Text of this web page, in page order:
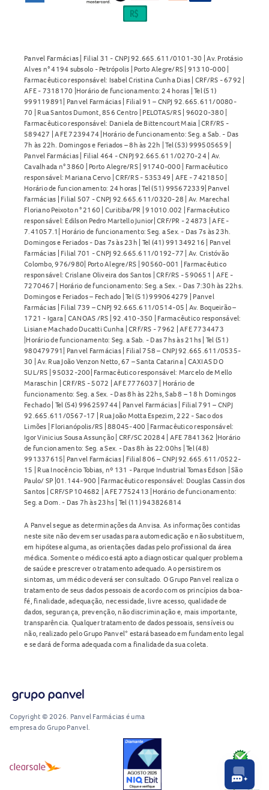
Panvel Farmácias | Filial 31 - CNPJ 92.665.611/0101-30 | Av. Protásio
Alves n° 4194 subsolo - Petrópolis | Porto Alegre/RS | 91310-000 |
Farmacêutico responsável: Isabel Cristina Cunha Dias | CRF/RS - 6792 |
AFE - 7318170 |Horário de funcionamento: 24 horas | Tel (51)
999119891| Panvel Farmácias | Filial 91 – CNPJ 92.665.611/0080-
70 | Rua Santos Dumont, 856 Centro | PELOTAS/RS | 96020-380 |
Farmacêutico responsável: Daniela de Bittencourt Maia | CRF/RS -
589427 | AFE 7239474 |Horário de funcionamento: Seg. a Sab. - Das
7h às 22h. Domingos e Feriados – 8h às 22h | Tel (53) 999505659 |
Panvel Farmácias | Filial 464 - CNPJ 92.665.611/0270-24 | Av.
Cavalhada n° 3860 | Porto Alegre/RS | 91740-000 | Farmacêutico
responsável: Mariana Cervo | CRF/RS - 535349 | AFE - 7421850 |
Horário de funcionamento: 24 horas | Tel (51) 995672339| Panvel
Farmácias | Filial 507 - CNPJ 92.665.611/0320-28 | Av. Marechal
Floriano Peixoto n° 2160 | Curitiba/PR | 91010.002 | Farmacêutico
responsável: Edilson Pedro Martello Junior| CRF/PR - 24873 | AFE -
7.41057.1| Horário de funcionamento: Seg. a Sex. - Das 7s às 23h.
Domingos e Feriados - Das 7s às 23h | Tel (41) 991349216 | Panvel
Farmácias | Filial 701 - CNPJ 92.665.611/0192-77 | Av. Cristóvão
Colombo, 976/980| Porto Alegre/RS | 90560-001 | Farmacêutico
responsável: Crislane Oliveira dos Santos | CRF/RS - 590651 | AFE -
7270467 | Horário de funcionamento: Seg. a Sex. - Das 7:30h às 22hs.
Domingos e Feriados – Fechado | Tel (51) 999064279 | Panvel
Farmácias | Filial 739 – CNPJ 92.665.611/0514-05 | Av. Boqueirão –
1721 - Igara | CANOAS /RS | 92.410-350 | Farmacêutico responsável:
Lisiane Machado Ducatti Cunha | CRF/RS - 7962 | AFE 7734473
|Horário de funcionamento: Seg. a Sab. - Das 7hs às 21hs | Tel (51)
980479791| Panvel Farmácias | Filial 758 – CNPJ 92.665.611/0535-
30 | Av. Rua João Venzon Netto, 67 – Santa Catarina | CAXIAS DO
SUL/RS | 95032-200| Farmacêutico responsável: Marcelo de Mello
Maraschin | CRF/RS - 5072 | AFE 7776037 | Horário de
funcionamento: Seg. a Sex. - Das 8h às 22hs, Sab 8 – 18 h Domingos
Fechado | Tel (54) 996259744 | Panvel Farmácias | Filial 791 – CNPJ
92.665.611/0567-17 | Rua João Motta Espezim, 222 - Saco dos
Limões | Florianópolis/RS | 88045-400 | Farmacêutico responsável:
Igor Vinicius Sousa Assunção | CRF/SC 20284 | AFE 7841362 |Horário
de funcionamento: Seg. a Sex. - Das 8h às 22:00hs | Tel (48)
991337615| Panvel Farmácias | Filial 806 – CNPJ 92.665.611/0522-
15 | Rua Inocêncio Tobias, nº 131 - Parque Industrial Tomas Edson | São
Paulo/ SP |01.144-900 | Farmacêutico responsável: Douglas Cassin dos
Santos | CRF/SP 104682 | AFE 7752413 |Horário de funcionamento:
Seg. a Dom. - Das 7h às 23hs | Tel (11) 943826814
A Panvel segue as determinações da Anvisa. As informações contidas
neste site não devem ser usadas para automedicação e não substituem,
em hipótese alguma, as orientações dadas pelo profissional da área
médica. Somente o médico está apto a diagnosticar qualquer problema
de saúde e prescrever o tratamento adequado. Ao persistirem os
sintomas, um médico deverá ser consultado. O Grupo Panvel realiza o
tratamento de seus dados pessoais de acordo com os princípios da boa-
fé, finalidade, adequação, necessidade, livre acesso, qualidade de
dados, segurança, prevenção, não discriminação e, mais importante,
transparência. Qualquer tratamento de dados pessoais, sensíveis ou
não, realizado pelo Grupo Panvel* estará baseado em fundamento legal
e se dará de forma adequada com a finalidade da sua coleta.
Copyright © 2026. Panvel Farmácias é uma
empresa do Grupo Panvel.
RA1000